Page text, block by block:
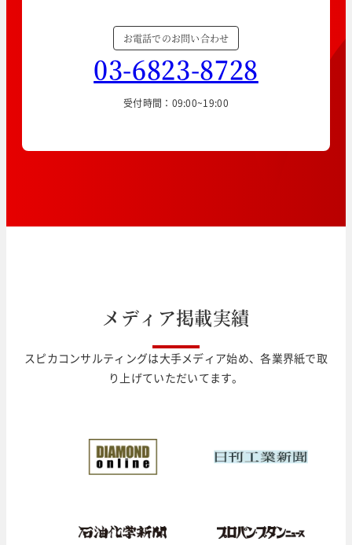
お電話でのお問い合わせ
03-6823-8728
受付時間：09:00~19:00
メ ディ ア掲載実績
スピカコンサルティングは大手メディア始め、各業界紙で取
り上げていただいてます。